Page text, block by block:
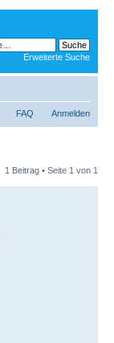
Erweiterte Suche
FAQ Anmelden
1 Beitrag • Seite 1 von 1